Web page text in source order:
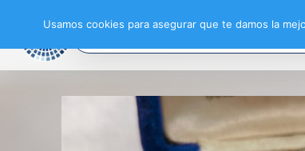
Usamos cookies para asegurar que te damos la